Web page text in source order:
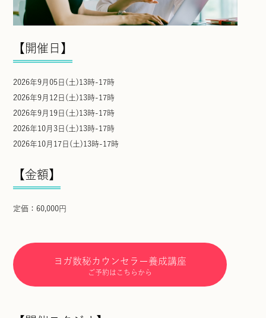
【開催日】
2026年9月05日(土)13時-17時
2026年9月12日(土)13時-17時
2026年9月19日(土)13時-17時
2026年10月3日(土)13時-17時
2026年10月17日(土)13時-17時
【金額】
定価：60,000円
ヨガ数秘カウンセラー養成講座
ご予約はこちらから